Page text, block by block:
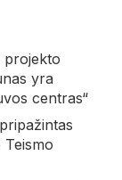
projekto
yra
centras“